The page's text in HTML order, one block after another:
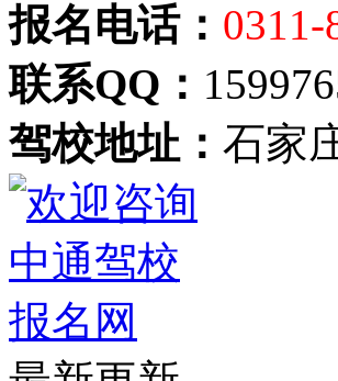
报名电话： 0311-
联系QQ：
驾校地址： 石家